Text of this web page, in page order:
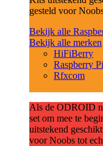
gesteld voor
Bekijk alle
Bekijk alle merken
HiFiBerry
Raspberry Pi
Rfxcom
Als de ODROID
set om mee te
uitstekend
voor Noobs tot